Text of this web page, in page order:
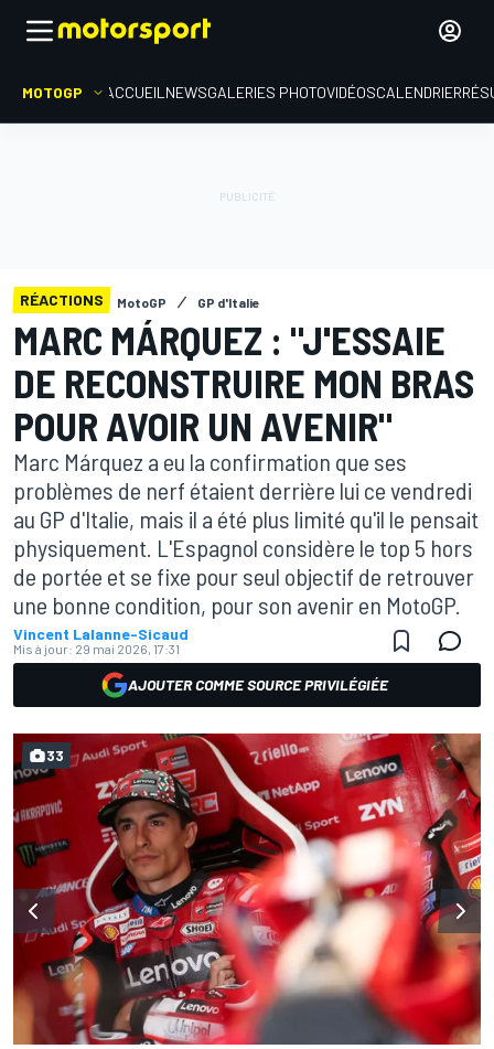
MOTOGP ACCUEIL NEWSGALERIES PHOTOVIDÉOSCALENDRIER
RÉACTIONS MotoGP GP d'Italie
MARC MÁRQUEZ : "J'ESSAIE
DE RECONSTRUIRE MON BRAS
POUR AVOIR UN AVENIR"
Marc Márquez a eu la confirmation que ses
problèmes de nerf étaient derrière lui ce vendredi
au GP d'Italie, mais il a été plus limité qu'il le pensait
physiquement. L'Espagnol considère le top 5 hors
de portée et se fixe pour seul objectif de retrouver
une bonne condition, pour son avenir en MotoGP.
Vincent Lalanne-Sicaud
Mis à jour: 29 mai 2026, 17:31
AJOUTER COMME SOURCE PRIVILÉGIÉE
33